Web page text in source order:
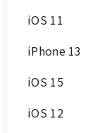
iOS 11
iPhone 13
iOS 15
iOS 12